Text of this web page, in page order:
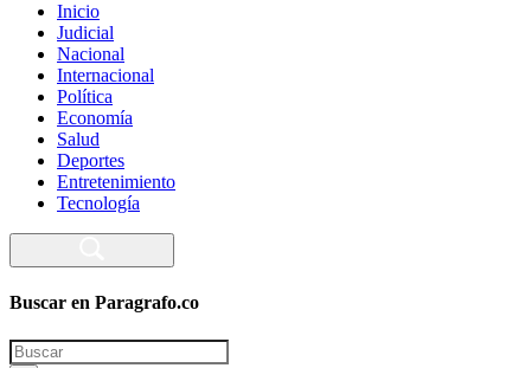
Inicio
Judicial
Nacional
Internacional
Política
Economía
Salud
Deportes
Entretenimiento
Tecnología
Buscar en Paragrafo.co
Search